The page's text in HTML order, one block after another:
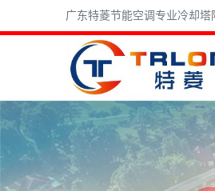
广东特菱节能空调专业冷却